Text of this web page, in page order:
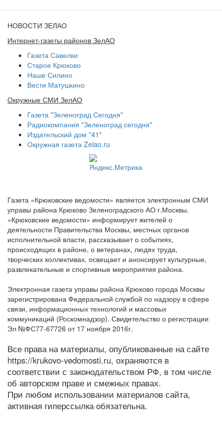
НОВОСТИ ЗЕЛАО
Интернет-газеты районов ЗелАО
Газета Савелки
Старое Крюково
Наше Силино
Вести Матушкино
Окружные СМИ ЗелАО
Газета "Зеленоград Сегодня"
Радиокомпания "Зеленоград сегодня"
Издательский дом "41"
Окружная газета Zelao.ru
Газета «Крюковские ведомости» является электронным СМИ
управы района Крюково Зеленоградского АО г.Москвы.
«Крюковские ведомости» информирует жителей о
деятельности Правительства Москвы, местных органов
исполнительной власти, рассказывает о событиях,
происходящих в районе, о ветеранах, людях труда,
творческих коллективах, освещает и анонсирует культурные,
развлекательные и спортивные мероприятия района.
Электронная газета управы района Крюково города Москвы
зарегистрирована Федеральной службой по надзору в сфере
связи, информационных технологий и массовых
коммуникаций (Роскомнадзор). Свидетельство о регистрации
Эл №ФС77-67726 от 17 ноября 2016г.
Все права на материалы, опубликованные на сайте
https://krukovo-vedomosti.ru, охраняются в
соответствии с законодательством РФ, в том числе
об авторском праве и смежных правах.
При любом использовании материалов сайта,
активная гиперссылка обязательна.